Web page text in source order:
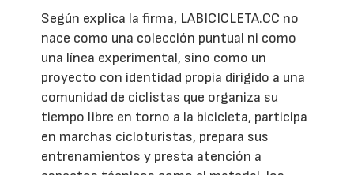
Según explica la firma, LABICICLETA.CC no
nace como una colección puntual ni como
una línea experimental, sino como un
proyecto con identidad propia dirigido a una
comunidad de ciclistas que organiza su
tiempo libre en torno a la bicicleta, participa
en marchas cicloturistas, prepara sus
entrenamientos y presta atención a